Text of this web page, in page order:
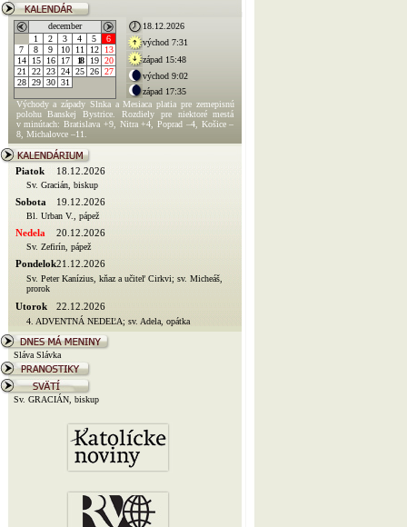
december
1
2 3 4 5
6
7
8 9 10 11 12
13
14
15 16 17 18 19 20
21
22 23 24 25 26 27
28 29 30 31
18.12.2026
východ 7:31
západ 15:48
východ 9:02
západ 17:35
Východy a západy Slnka a Mesiaca platia pre zemepisnú
polohu Banskej Bystrice. Rozdiely pre niektoré mestá
v minútach: Bratislava +9, Nitra +4, Poprad –4, Košice –
8, Michalovce –11.
Piatok 18.12.2026
Sv. Gracián, biskup
Sobota 19.12.2026
Bl. Urban V., pápež
Nedela 20.12.2026
Sv. Zefirín, pápež
Pondelok21.12.2026
Sv. Peter Kanízius, kňaz a učiteľ Cirkvi; sv. Micheáš,
prorok
Utorok 22.12.2026
4. ADVENTNÁ NEDEĽA; sv. Adela, opátka
Sláva Slávka
Sv. GRACIÁN, biskup